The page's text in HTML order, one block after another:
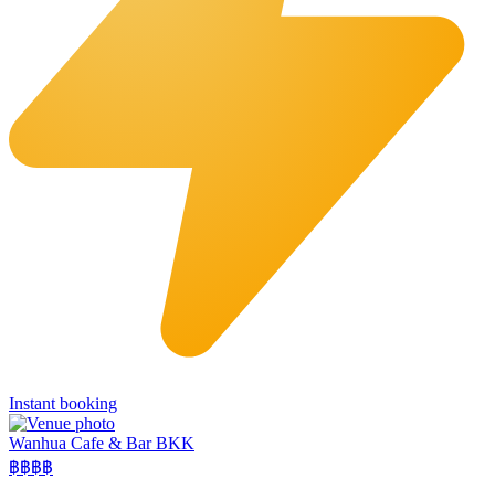
Instant booking
Wanhua Cafe & Bar BKK
฿฿฿฿